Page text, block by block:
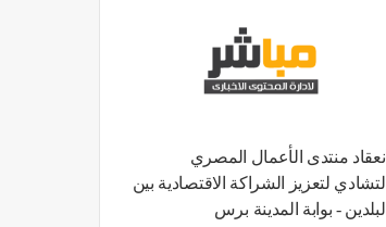
انعقاد منتدى الأعمال المصري
التشادي لتعزيز الشراكة الاقتصادية بين
البلدين - بوابة المدينة برس